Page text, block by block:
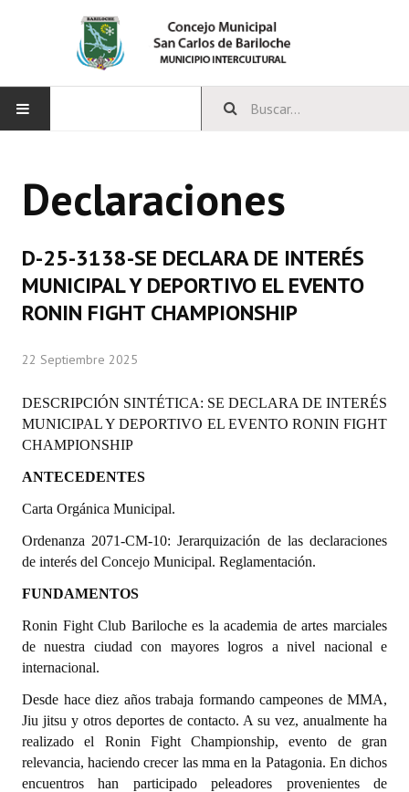
CONCEJO
Integrantes del Concejo
Comisiones Permanentes
Comisiones Especiales
Concejales Mandato Cumplido
Programas
LEGISLACIÓN
Constitución Nacional
Constitución Provincial
Carta Orgánica 2007
Reglamento Interno
Digesto
Organigrama
DOCUMENTOS
Informes de Gestión
Declaraciones
D-25-3138-SE DECLARA DE INTERÉS
MUNICIPAL Y DEPORTIVO EL EVENTO
RONIN FIGHT CHAMPIONSHIP
22 Septiembre 2025
DESCRIPCIÓN SINTÉTICA: SE DECLARA DE INTERÉS
MUNICIPAL Y DEPORTIVO EL EVENTO RONIN FIGHT
CHAMPIONSHIP
ANTECEDENTES
Carta Orgánica Municipal.
Ordenanza 2071-CM-10: Jerarquización de las declaraciones
de interés del Concejo Municipal. Reglamentación.
FUNDAMENTOS
Ronin Fight Club Bariloche es la academia de artes marciales
de nuestra ciudad con mayores logros a nivel nacional e
internacional.
Desde hace diez años trabaja formando campeones de MMA,
Jiu jitsu y otros deportes de contacto. A su vez, anualmente ha
realizado el Ronin Fight Championship, evento de gran
relevancia, haciendo crecer las mma en la Patagonia. En dichos
encuentros han participado peleadores provenientes de